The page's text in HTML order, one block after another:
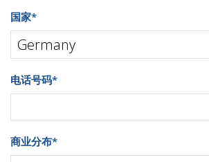
国家*
电话号码*
商业分布*